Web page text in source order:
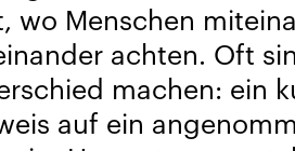
wo Menschen
achten. Oft
machen: ein
auf ein